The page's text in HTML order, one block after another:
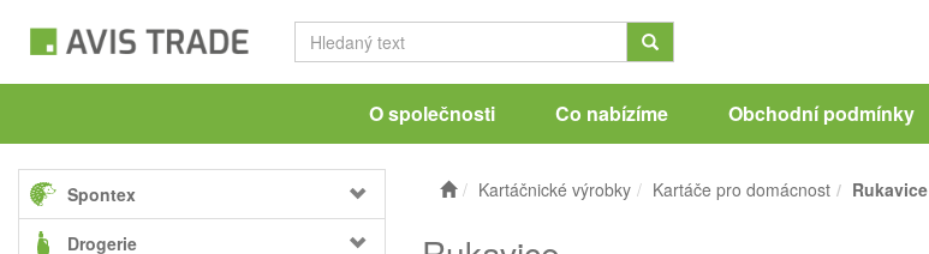
O společnosti Co nabízíme Obchodní podmínky
Spontex
Drogerie
Kartáčnické výrobky Kartáče pro domácnost Rukavice